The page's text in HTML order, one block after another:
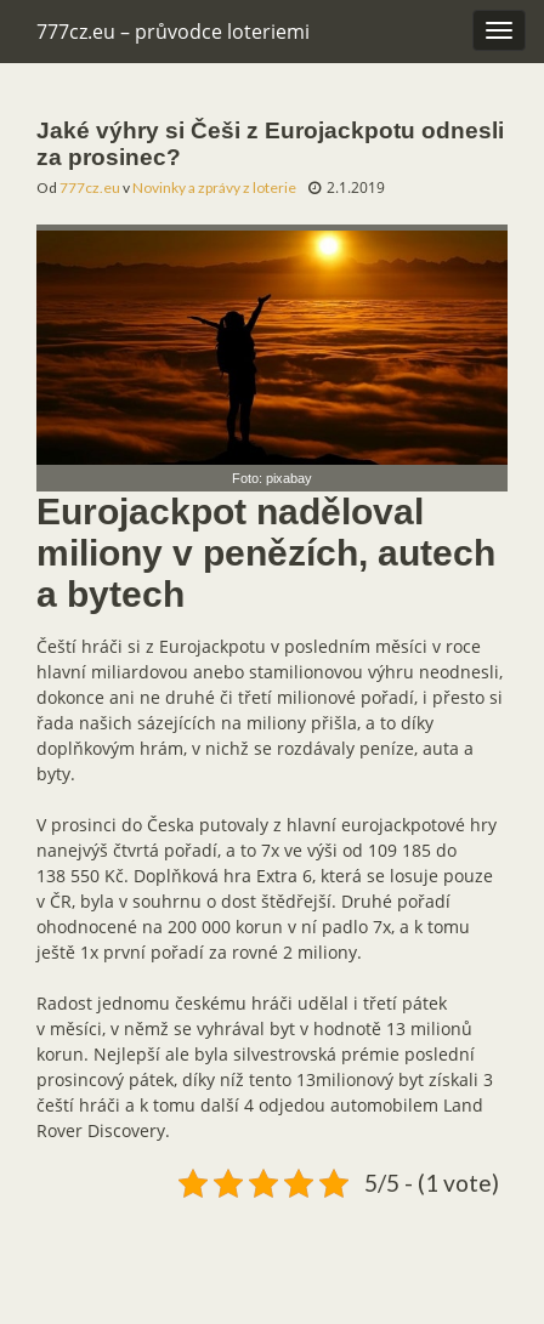
777cz.eu – průvodce loteriemi
Jaké výhry si Češi z Eurojackpotu odnesli
za prosinec?
Od 777cz.eu vNovinky a zprávy z loterie 2.1.2019
Foto: pixabay
Eurojackpot naděloval
miliony v penězích, autech
a bytech
Čeští hráči si z Eurojackpotu v posledním měsíci v roce
hlavní miliardovou anebo stamilionovou výhru neodnesli,
dokonce ani ne druhé či třetí milionové pořadí, i přesto si
řada našich sázejících na miliony přišla, a to díky
doplňkovým hrám, v nichž se rozdávaly peníze, auta a
byty.
V prosinci do Česka putovaly z hlavní eurojackpotové hry
nanejvýš čtvrtá pořadí, a to 7x ve výši od 109 185 do
138 550 Kč. Doplňková hra Extra 6, která se losuje pouze
v ČR, byla v souhrnu o dost štědřejší. Druhé pořadí
ohodnocené na 200 000 korun v ní padlo 7x, a k tomu
ještě 1x první pořadí za rovné 2 miliony.
Radost jednomu českému hráči udělal i třetí pátek
v měsíci, v němž se vyhrával byt v hodnotě 13 milionů
korun. Nejlepší ale byla silvestrovská prémie poslední
prosincový pátek, díky níž tento 13milionový byt získali 3
čeští hráči a k tomu další 4 odjedou automobilem Land
Rover Discovery.
5/5 - (1 vote)